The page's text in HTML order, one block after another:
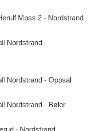
Moss 2 - Nordstrand
Nordstrand
Nordstrand - Oppsal
Nordstrand - Bøler
- Nordstrand